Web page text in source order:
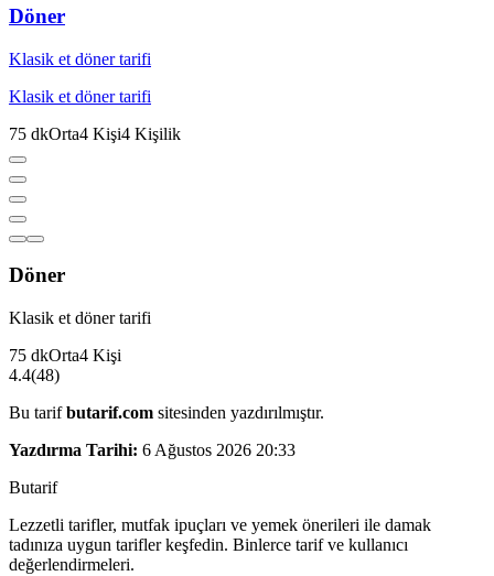
Döner
Klasik et döner tarifi
Klasik et döner tarifi
75 dkOrta4 Kişi4 Kişilik
Döner
Klasik et döner tarifi
75 dkOrta4 Kişi
4.4(48)
Bu tarifbutarif.com sitesinden yazdırılmıştır.
Yazdırma Tarihi: 6 Ağustos 2026 20:33
Butarif
Lezzetli tarifler, mutfak ipuçları ve yemek önerileri ile damak
tadınıza uygun tarifler keşfedin. Binlerce tarif ve kullanıcı
değerlendirmeleri.